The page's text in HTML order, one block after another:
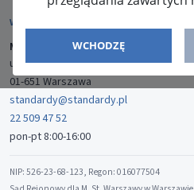
WCHODZĘ
WYDAWCA
Media-Press Sp. z o.o.
ul. Gwiaździsta 7B/8
01-651 Warszawa
standardy@standardy.pl
22 509 47 52
pon-pt 8:00-16:00
NIP: 526-23-68-123, Regon: 016077504